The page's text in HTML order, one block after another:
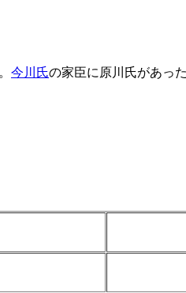
今川氏の家臣に原川氏があっ